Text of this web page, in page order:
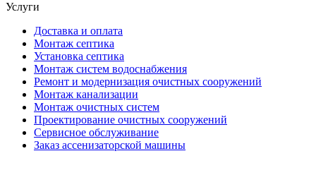
Услуги
Доставка и оплата
Монтаж септика
Установка септика
Монтаж систем водоснабжения
Ремонт и модернизация очистных сооружений
Монтаж канализации
Монтаж очистных систем
Проектирование очистных сооружений
Сервисное обслуживание
Заказ ассенизаторской машины